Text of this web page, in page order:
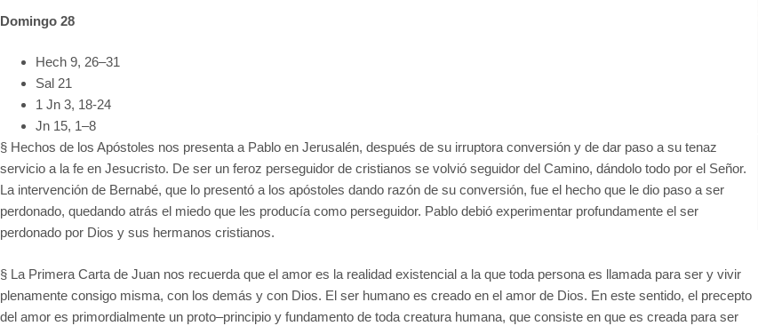
Domingo 28
Hech 9, 26–31
Sal 21
1 Jn 3, 18-24
Jn 15, 1–8
§ Hechos de los Apóstoles nos presenta a Pablo en Jerusalén, después de su irruptora conversión y de dar paso a su tenaz
servicio a la fe en Jesucristo. De ser un feroz perseguidor de cristianos se volvió seguidor del Camino, dándolo todo por el Señor.
La intervención de Bernabé, que lo presentó a los apóstoles dando razón de su conversión, fue el hecho que le dio paso a ser
perdonado, quedando atrás el miedo que les producía como perseguidor. Pablo debió experimentar profundamente el ser
perdonado por Dios y sus hermanos cristianos.
§ La Primera Carta de Juan nos recuerda que el amor es la realidad existencial a la que toda persona es llamada para ser y vivir
plenamente consigo misma, con los demás y con Dios. El ser humano es creado en el amor de Dios. En este sentido, el precepto
del amor es primordialmente un proto–principio y fundamento de toda creatura humana, que consiste en que es creada para ser